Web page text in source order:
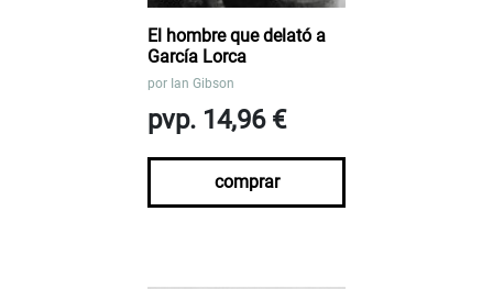
El hombre que delató a
García Lorca
por Ian Gibson
pvp. 14,96 €
comprar